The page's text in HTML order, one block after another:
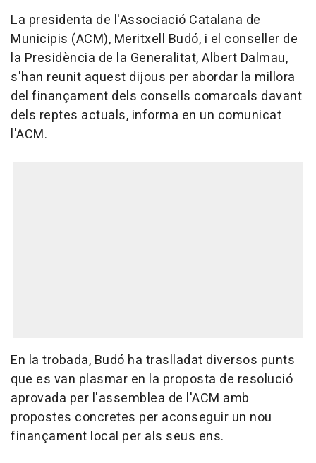
La presidenta de l'Associació Catalana de
Municipis (ACM), Meritxell Budó, i el conseller de
la Presidència de la Generalitat, Albert Dalmau,
s'han reunit aquest dijous per abordar la millora
del finançament dels consells comarcals davant
dels reptes actuals, informa en un comunicat
l'ACM.
En la trobada, Budó ha traslladat diversos punts
que es van plasmar en la proposta de resolució
aprovada per l'assemblea de l'ACM amb
propostes concretes per aconseguir un nou
finançament local per als seus ens.